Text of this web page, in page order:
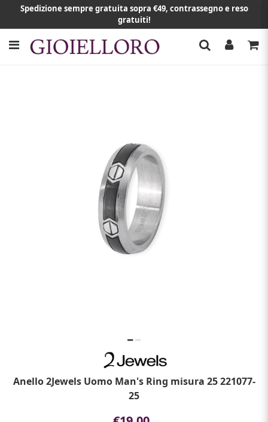
Spedizione sempre gratuita sopra €49, contrassegno e reso
gratuiti!
Anello 2Jewels Uomo Man's Ring misura 25 221077-
25